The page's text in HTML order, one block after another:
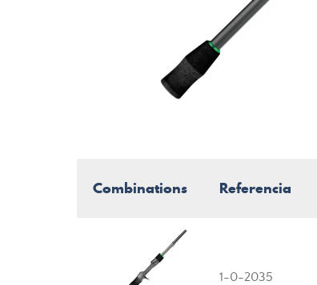
Combinations Referencia
1-0-2035